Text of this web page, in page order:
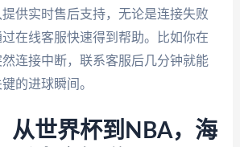
供实时售后支持，无论是连接失败
在线客服快速得到帮助。比如你在
连接中断，联系客服后几分钟就能
的进球瞬间。
从世界杯到NBA，海